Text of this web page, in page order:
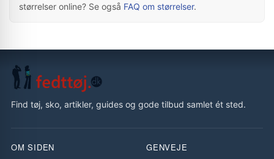
størrelser online? Se også FAQ om størrelser.
Find tøj, sko, artikler, guides og gode tilbud samlet ét sted.
OM SIDEN GENVEJE